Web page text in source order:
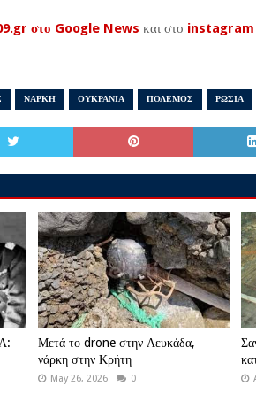
στο Google News και στο instagram
ΝΑΡΚΗ ΟΥΚΡΑΝΙΑ ΠΟΛΕΜΟΣ ΡΩΣΙΑ
Μετά το drone στην Λευκάδα,
νάρκη στην Κρήτη
May 26, 2026 0